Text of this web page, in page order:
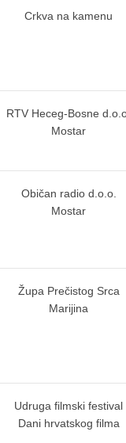
Crkva na kamenu
RTV Heceg-Bosne
Mostar
Običan radio d.o.o.
Mostar
Župa Prečistog Srca
Marijina
Udruga filmski festival
Dani hrvatskog filma